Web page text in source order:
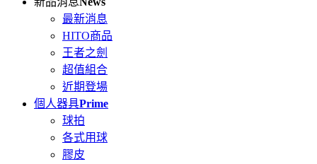
最新消息
HITO商品
王者之劍
超值組合
近期登場
個人器具Prime
球拍
各式用球
膠皮